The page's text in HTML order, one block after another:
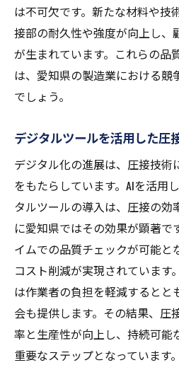
は不可欠です。新たな材料や技
接部の耐久性や強度が向上し、
が生まれています。これらの品
は、愛知県の製造業における競
でしょう。
デジタルツールを活用した圧
デジタル化の進展は、圧接技術
をもたらしています。AIを活用
タルツールの導入は、圧接の効
に愛知県ではその効果が顕著で
イムでの品質チェックが可能と
コスト削減が実現されています
は作業者の負担を軽減するとと
会も提供します。その結果、圧
率と生産性が向上し、持続可能
重要なステップとなっています。